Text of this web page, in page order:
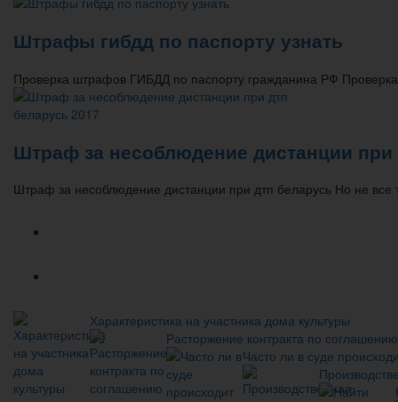
Штрафы гибдд по паспорту узнать
Проверка штрафов ГИБДД по паспорту гражданина РФ
Штраф за несоблюдение дистанции при
Штраф за несоблюдение дистанции при дтп беларусь Но не все
Характеристика на участника дома культуры
Расторжение контракта по
Часто ли в суде